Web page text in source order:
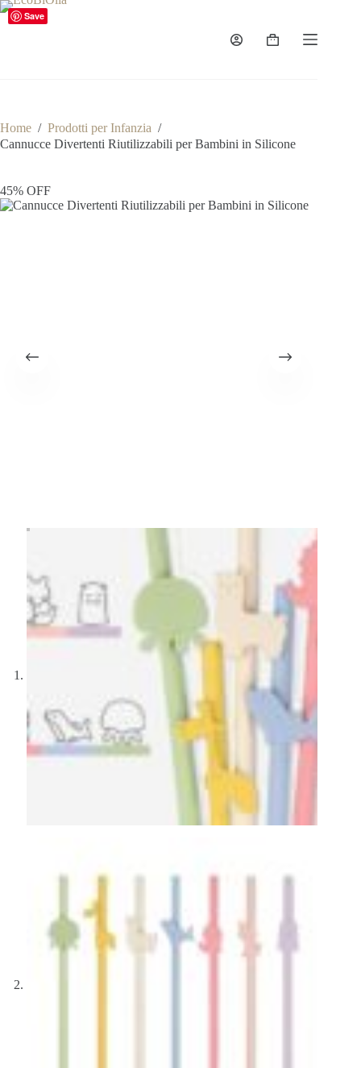
Salta
Carrello
Home / Prodotti per Infanzia /
Cannucce Divertenti Riutilizzabili per Bambini in Silicone
Save
45% OFF